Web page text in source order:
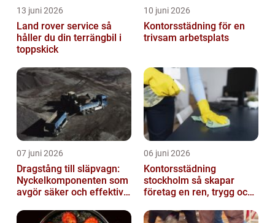
13 juni 2026
Land rover service så
håller du din terrängbil i
toppskick
10 juni 2026
Kontorsstädning för en
trivsam arbetsplats
07 juni 2026
Dragstång till släpvagn:
Nyckelkomponenten som
avgör säker och effektiv
06 juni 2026
Kontorsstädning
stockholm så skapar
företag en ren, trygg och